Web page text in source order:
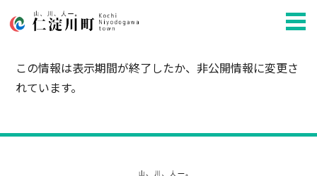
この情報は表示期間が終了したか、非公開情報に変更さ
れています。